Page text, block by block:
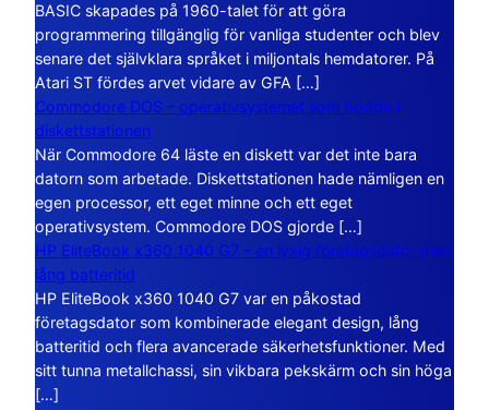
BASIC skapades på 1960-talet för att göra
programmering tillgänglig för vanliga studenter och blev
senare det självklara språket i miljontals hemdatorer. På
Atari ST fördes arvet vidare av GFA […]
Commodore DOS – operativsystemet som bodde i
diskettstationen
När Commodore 64 läste en diskett var det inte bara
datorn som arbetade. Diskettstationen hade nämligen en
egen processor, ett eget minne och ett eget
operativsystem. Commodore DOS gjorde […]
HP EliteBook x360 1040 G7 – en lyxig företagsdator med
lång batteritid
HP EliteBook x360 1040 G7 var en påkostad
företagsdator som kombinerade elegant design, lång
batteritid och flera avancerade säkerhetsfunktioner. Med
sitt tunna metallchassi, sin vikbara pekskärm och sin höga
[…]